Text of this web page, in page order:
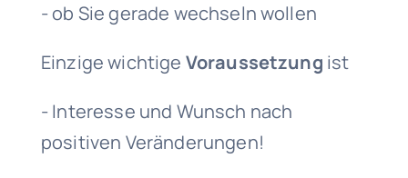
- ob Sie gerade wechseln wollen
Einzige wichtige Voraussetzung ist
- Interesse und Wunsch nach
positiven Veränderungen!